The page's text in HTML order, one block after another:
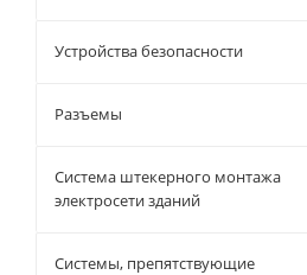
Устройства безопасности
Разъемы
Система штекерного монтажа
электросети зданий
Системы, препятствующие